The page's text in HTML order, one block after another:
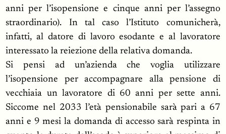
anni per l’isopensione e cinque anni per l’assegno
straordinario). In tal caso l’Istituto comunicherà,
infatti, al datore di lavoro esodante e al lavoratore
interessato la reiezione della relativa domanda.
Si pensi ad un’azienda che voglia utilizzare
l’isopensione per accompagnare alla pensione di
vecchiaia un lavoratore di 60 anni per sette anni.
Siccome nel 2033 l’età pensionabile sarà pari a 67
anni e 9 mesi la domanda di accesso sarà respinta in